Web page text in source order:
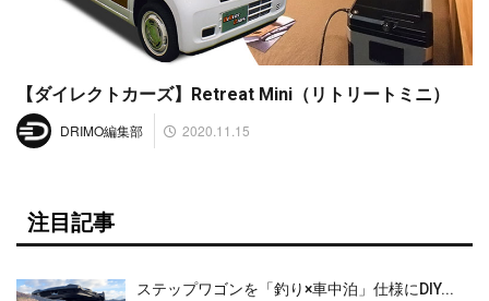
【ダイレクトカーズ】Retreat Mini（リトリートミニ）
DRIMO編集部 2020.11.15
注目記事
ステップワゴンを「釣り×車中泊」仕様にDIY...